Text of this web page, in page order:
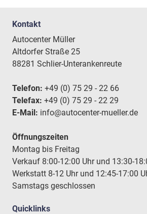
Kontakt
Autocenter Müller
Altdorfer Straße 25
88281 Schlier-Unterankenreute
Telefon: +49 (0) 75 29 - 22 66
Telefax: +49 (0) 75 29 - 22 29
E-Mail: info@autocenter-mueller.de
Öffnungszeiten
Montag bis Freitag
Verkauf 8:00-12:00 Uhr und 13:30-
Werkstatt 8-12 Uhr und 12:45-17:00
Samstags geschlossen
Quicklinks